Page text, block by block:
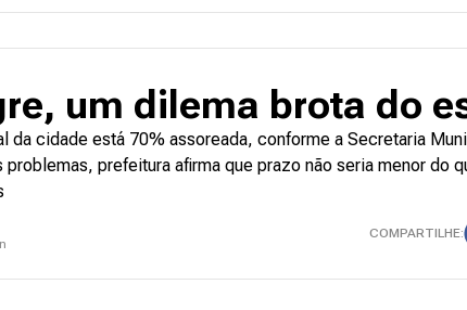
um dilema brota do
da cidade está 70% assoreada, conforme a Secretaria
problemas, prefeitura afirma que prazo não seria menor do
COMPARTILHE: